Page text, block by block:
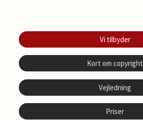
Vi tilbyder
Kort om copyright
Vejledning
Priser